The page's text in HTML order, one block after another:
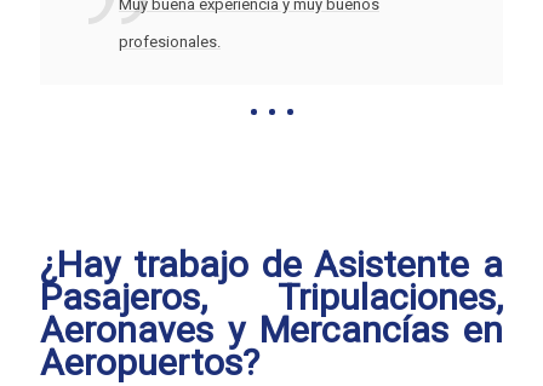
Muy buena experiencia y muy buenos
profesionales.
¿Hay trabajo de Asistente a
Pasajeros, Tripulaciones,
Aeronaves y Mercancías en
Aeropuertos?